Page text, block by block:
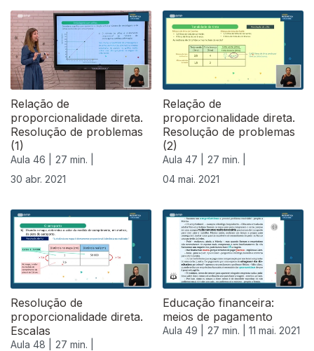
Relação de
proporcionalidade direta.
Resolução de problemas
(1)
Aula 46 |
27 min. |
30 abr. 2021
Relação de
proporcionalidade direta.
Resolução de problemas
(2)
Aula 47 |
27 min. |
04 mai. 2021
541368
Resolução de
proporcionalidade direta.
Escalas
Aula 48 | 27 min. |
Educação financeira:
meios de pagamento
Aula 49 | 27 min. | 11 mai. 2021